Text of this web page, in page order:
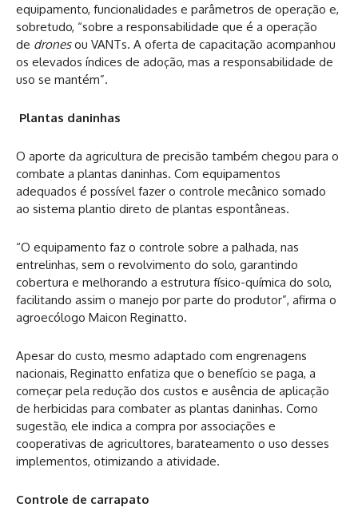
equipamento, funcionalidades e parâmetros de operação e,
sobretudo, “sobre a responsabilidade que é a operação
de dronesou VANTs. A oferta de capacitação acompanhou
os elevados índices de adoção, mas a responsabilidade de
uso se mantém”.
Plantas daninhas
O aporte da agricultura de precisão também chegou para o
combate a plantas daninhas. Com equipamentos
adequados é possível fazer o controle mecânico somado
ao sistema plantio direto de plantas espontâneas.
“O equipamento faz o controle sobre a palhada, nas
entrelinhas, sem o revolvimento do solo, garantindo
cobertura e melhorando a estrutura físico-química do solo,
facilitando assim o manejo por parte do produtor”, afirma o
agroecólogo Maicon Reginatto.
Apesar do custo, mesmo adaptado com engrenagens
nacionais, Reginatto enfatiza que o benefício se paga, a
começar pela redução dos custos e ausência de aplicação
de herbicidas para combater as plantas daninhas. Como
sugestão, ele indica a compra por associações e
cooperativas de agricultores, barateamento o uso desses
implementos, otimizando a atividade.
Controle de carrapato